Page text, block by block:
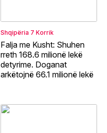
Shqipëria 7 Korrik
Falja me Kusht: Shuhen
rreth 168.6 milionë lekë
detyrime. Doganat
arkëtojnë 66.1 milionë lekë